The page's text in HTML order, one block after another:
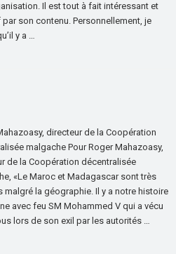
Il est tout à fait intéressant et
son contenu. Personnellement, je
y a …
directeur de la Coopération
malgache Pour Roger Mahazoasy,
de la Coopération décentralisée
«Le Maroc et Madagascar sont très
malgré la géographie. Il y a notre histoire
avec feu SM Mohammed V qui a vécu
lors de son exil par les autorités …